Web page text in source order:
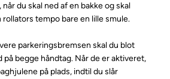
når du skal ned af en bakke og skal
tempo bare en lille smule.
parkeringsbremsen skal du blot
på begge håndtag. Når de er aktiveret,
på plads, indtil du slår